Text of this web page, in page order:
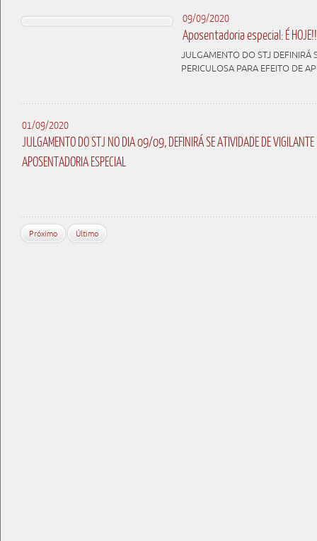
09/09/2020
Aposentadoria especial: É
JULGAMENTO DO STJ DEFINIRÁ
PERICULOSA PARA EFEITO DE
01/09/2020
JULGAMENTO DO STJ NO DIA 09/09, DEFINIRÁ SE ATIVIDADE DE VIGILANTE
APOSENTADORIA ESPECIAL
Próximo Último